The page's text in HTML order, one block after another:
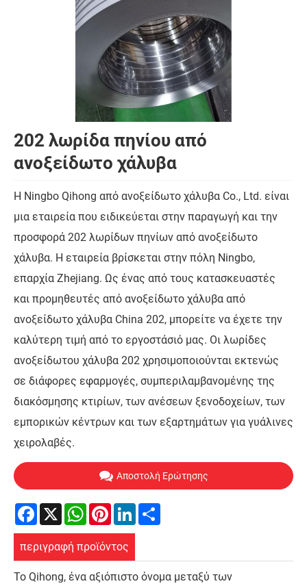
202 λωρίδα πηνίου από
ανοξείδωτο χάλυβα
Η Ningbo Qihong από ανοξείδωτο χάλυβα Co., Ltd. είναι
μια εταιρεία που ειδικεύεται στην παραγωγή και την
προσφορά 202 λωρίδων πηνίων από ανοξείδωτο
χάλυβα. Η εταιρεία βρίσκεται στην πόλη Ningbo,
επαρχία Zhejiang. Ως ένας από τους κατασκευαστές
και προμηθευτές από ανοξείδωτο χάλυβα από
ανοξείδωτο χάλυβα China 202, μπορείτε να έχετε την
καλύτερη τιμή από το εργοστάσιό μας. Οι λωρίδες
ανοξείδωτου χάλυβα 202 χρησιμοποιούνται εκτενώς
σε διάφορες εφαρμογές, συμπεριλαμβανομένης της
διακόσμησης κτιρίων, των ανέσεων ξενοδοχείων, των
εμπορικών κέντρων και των εξαρτημάτων για γυάλινες
χειρολαβές.
Αποστολή Ερώτησης
Facebook
X WhatsApp
PinterestLinkedIn
περιγραφή προϊόντος
Το Qihong, ένα αξιόπιστο όνομα μεταξύ των